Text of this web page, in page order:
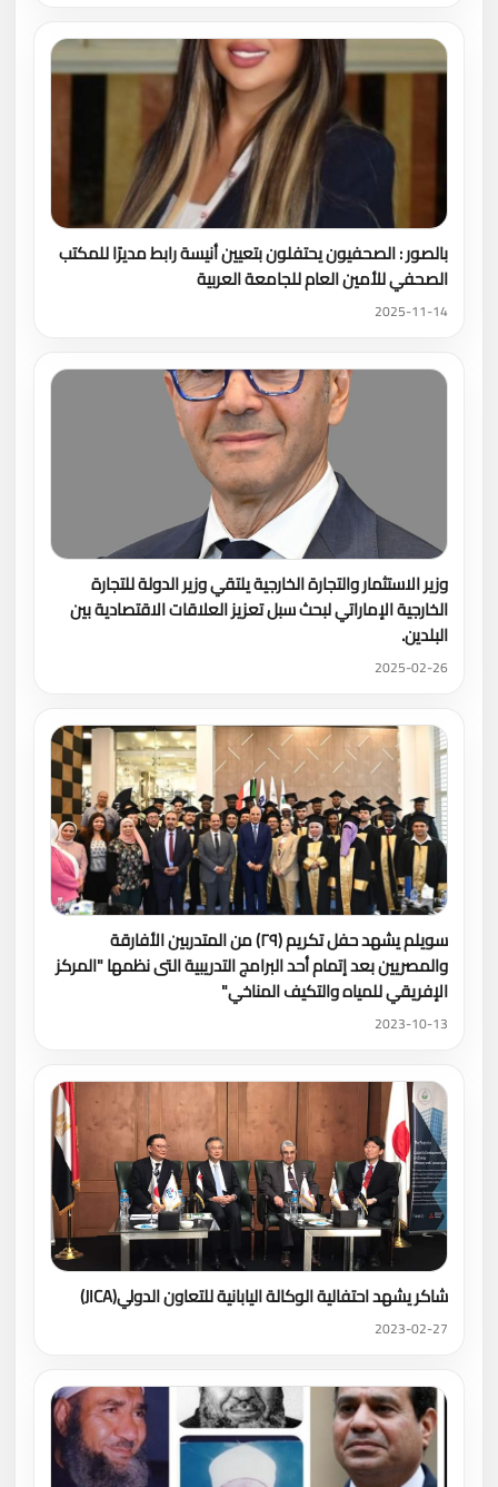
بالصور : الصحفيون يحتفلون بتعيين أنيسة رابط مديرًا للمكتب
الصحفي للأمين العام للجامعة العربية
2025-11-14
وزير الاستثمار والتجارة الخارجية يلتقي وزير الدولة للتجارة
الخارجية الإماراتي لبحث سبل تعزيز العلاقات الاقتصادية بين
البلدين.
2025-02-26
سويلم يشهد حفل تكريم (٢٩) من المتدربين الأفارقة
والمصريين بعد إتمام أحد البرامج التدريبية التى نظمها "المركز
الإفريقي للمياه والتكيف المناخي"
2023-10-13
شاكر يشهد احتفالية الوكالة اليابانية للتعاون الدولي(JICA)
2023-02-27